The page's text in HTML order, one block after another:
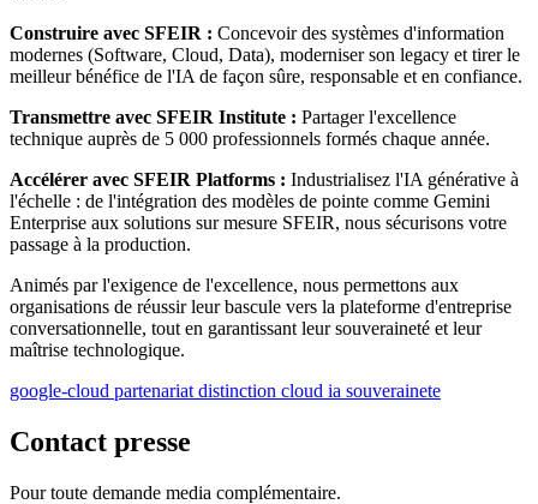
Construire avec SFEIR : Concevoir des systèmes d'information
modernes (Software, Cloud, Data), moderniser son legacy et tirer le
meilleur bénéfice de l'IA de façon sûre, responsable et en confiance.
Transmettre avec SFEIR Institute : Partager l'excellence
technique auprès de 5 000 professionnels formés chaque année.
Accélérer avec SFEIR Platforms : Industrialisez l'IA générative à
l'échelle : de l'intégration des modèles de pointe comme Gemini
Enterprise aux solutions sur mesure SFEIR, nous sécurisons votre
passage à la production.
Animés par l'exigence de l'excellence, nous permettons aux
organisations de réussir leur bascule vers la plateforme d'entreprise
conversationnelle, tout en garantissant leur souveraineté et leur
maîtrise technologique.
google-cloud partenariat distinction cloud ia souverainete
Contact presse
Pour toute demande media complémentaire.